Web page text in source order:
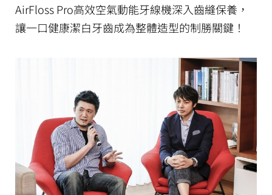
AirFloss Pro高效空氣動能牙線機深入齒縫保養，
讓一口健康潔白牙齒成為整體造型的制勝關鍵！